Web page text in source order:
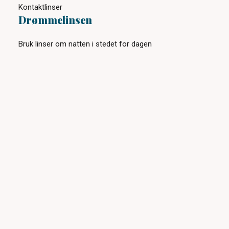
Kontaktlinser
Drømmelinsen
Bruk linser om natten i stedet for dagen